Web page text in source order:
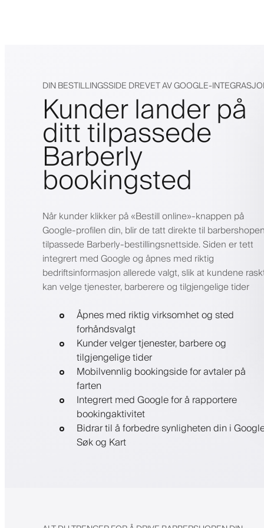
DIN BESTILLINGSSIDE DREVET AV GOOGLE-
Kunder lander på
ditt tilpassede
Barberly
bookingsted
Når kunder klikker på «Bestill online»-knappen på
Google-profilen din, blir de tatt direkte til
tilpassede Barberly-bestillingsnettside. Siden er tett
integrert med Google og åpnes med riktig
bedriftsinformasjon allerede valgt, slik at kundene
kan velge tjenester, barberere og tilgjengelige tider
Åpnes med riktig virksomhet og sted
forhåndsvalgt
Kunder velger tjenester, barbere og
tilgjengelige tider
Mobilvennlig bookingside for avtaler på
farten
Integrert med Google for å rapportere
bookingaktivitet
Bidrar til å forbedre synligheten din i
Søk og Kart